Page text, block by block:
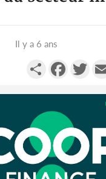
Il y a 6 ans
Partager